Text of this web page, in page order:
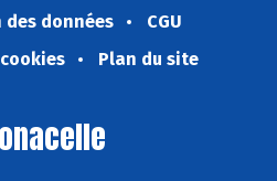
données
CGU
Plan du site